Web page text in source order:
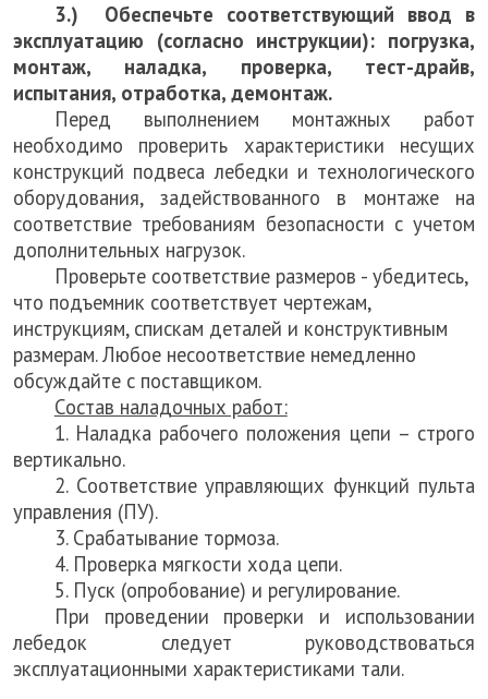
3.) Обеспечьте соответствующий ввод в
эксплуатацию (согласно инструкции): погрузка,
монтаж, наладка, проверка, тест-драйв,
испытания, отработка, демонтаж.
Перед выполнением монтажных работ
необходимо проверить характеристики несущих
конструкций подвеса лебедки и технологического
оборудования, задействованного в монтаже на
соответствие требованиям безопасности с учетом
дополнительных нагрузок.
Проверьте соответствие размеров - убедитесь,
что подъемник соответствует чертежам,
инструкциям, спискам деталей и конструктивным
размерам. Любое несоответствие немедленно
обсуждайте с поставщиком.
Состав наладочных работ:
1. Наладка рабочего положения цепи – строго
вертикально.
2. Соответствие управляющих функций пульта
управления (ПУ).
3. Срабатывание тормоза.
4. Проверка мягкости хода цепи.
5. Пуск (опробование) и регулирование.
При проведении проверки и использовании
лебедок следует руководствоваться
эксплуатационными характеристиками тали.